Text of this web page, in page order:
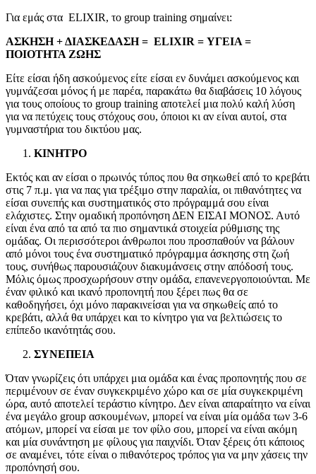
Για εμάς στα ELIXIR, το group training σημαίνει:
ΑΣΚΗΣΗ + ΔΙΑΣΚΕΔΑΣΗ = ELIXIR = ΥΓΕΙΑ =
ΠΟΙΟΤΗΤΑ ΖΩΗΣ
Είτε είσαι ήδη ασκούμενος είτε είσαι εν δυνάμει ασκούμενος και
γυμνάζεσαι μόνος ή με παρέα, παρακάτω θα διαβάσεις 10 λόγους
για τους οποίους το group training αποτελεί μια πολύ καλή λύση
για να πετύχεις τους στόχους σου, όποιοι κι αν είναι αυτοί, στα
γυμναστήρια του δικτύου μας.
ΚΙΝΗΤΡΟ
Εκτός και αν είσαι ο πρωινός τύπος που θα σηκωθεί από το κρεβάτι
στις 7 π.μ. για να πας για τρέξιμο στην παραλία, οι πιθανότητες να
είσαι συνεπής και συστηματικός στο πρόγραμμά σου είναι
ελάχιστες. Στην ομαδική προπόνηση ΔΕΝ ΕΙΣΑΙ ΜΟΝΟΣ. Αυτό
είναι ένα από τα από τα πιο σημαντικά στοιχεία ρύθμισης της
ομάδας. Οι περισσότεροι άνθρωποι που προσπαθούν να βάλουν
από μόνοι τους ένα συστηματικό πρόγραμμα άσκησης στη ζωή
τους, συνήθως παρουσιάζουν διακυμάνσεις στην απόδοσή τους.
Μόλις όμως προσχωρήσουν στην ομάδα, επανενεργοποιούνται. Με
έναν φιλικό και ικανό προπονητή που ξέρει πως θα σε
καθοδηγήσει, όχι μόνο παρακινείσαι για να σηκωθείς από το
κρεβάτι, αλλά θα υπάρχει και το κίνητρο για να βελτιώσεις το
επίπεδο ικανότητάς σου.
ΣΥΝΕΠΕΙΑ
Όταν γνωρίζεις ότι υπάρχει μια ομάδα και ένας προπονητής που σε
περιμένουν σε έναν συγκεκριμένο χώρο και σε μία συγκεκριμένη
ώρα, αυτό αποτελεί τεράστιο κίνητρο. Δεν είναι απαραίτητο να είναι
ένα μεγάλο group ασκουμένων, μπορεί να είναι μία ομάδα των 3-6
ατόμων, μπορεί να είσαι με τον φίλο σου, μπορεί να είναι ακόμη
και μία συνάντηση με φίλους για παιχνίδι. Όταν ξέρεις ότι κάποιος
σε αναμένει, τότε είναι ο πιθανότερος τρόπος για να μην χάσεις την
προπόνησή σου.